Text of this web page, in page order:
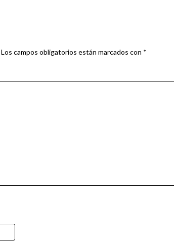
Los campos obligatorios están marcados con *